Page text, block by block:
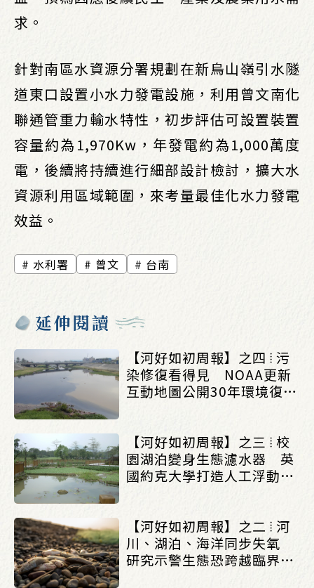
求。
針對南區水資源分署規劃在新烏山嶺引水隧
道東口設置小水力發電設施，利用曾文南化
聯通管重力輸水特性，初步評估可設置裝置
容量約為1,970Kw，年發電約為1,000萬度
電，後續將持續進行細部設計檢討，擴大水
資源利用區域範圍，來考量最佳化水力發電
效益。
水利署 曾文 台南
延伸閱讀
【河好如初周報】之四 ⦙ 污
染修復看得見 NOAA更新
互動地圖公開30年環境復育
【河好如初周報】之三 ⦙ 校
園湖泊變身生態濾水器 英
國約克大學打造人工浮動濕
【河好如初周報】之二 ⦙ 河
川、湖泊、海洋同步失氧
研究示警生態恐跨越臨界點